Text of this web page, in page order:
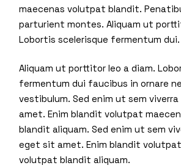
maecenas volutpat blandit.
parturient montes. Aliquam ut
Lobortis scelerisque fermentum dui.
Aliquam ut porttitor leo a diam.
fermentum dui faucibus in ornare
vestibulum. Sed enim ut sem
amet. Enim blandit volutpat
blandit aliquam. Sed enim ut sem
eget sit amet. Enim blandit
volutpat blandit aliquam.